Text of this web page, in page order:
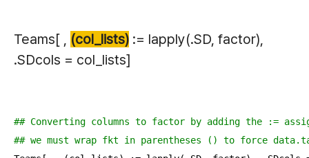
Teams[ , (col_lists) := lapply(.SD, factor),
.SDcols = col_lists]
## Converting columns to factor by adding the :=
## we must wrap fkt in parentheses () to force